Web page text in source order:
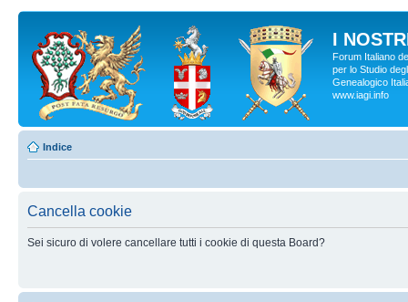
I
Forum Italiano
per lo Studio
Genealogico
www.iagi.info
Indice
Cancella cookie
Sei sicuro di volere cancellare tutti i cookie di questa Board?